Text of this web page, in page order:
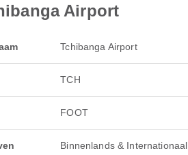
Airport
Tchibanga Airport
TCH
FOOT
Binnenlands & Internationaal